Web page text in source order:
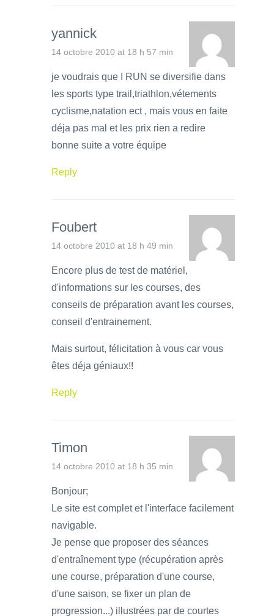
yannick
14 octobre 2010 at 18 h 57 min
je voudrais que I RUN se diversifie dans
les sports type trail,triathlon,vétements
cyclisme,natation ect , mais vous en faite
déja pas mal et les prix rien a redire
bonne suite a votre équipe
Reply
Foubert
14 octobre 2010 at 18 h 49 min
Encore plus de test de matériel,
d'informations sur les courses, des
conseils de préparation avant les courses,
conseil d'entrainement.
Mais surtout, félicitation à vous car vous
êtes déja géniaux!!
Reply
Timon
14 octobre 2010 at 18 h 35 min
Bonjour;
Le site est complet et l'interface facilement
navigable.
Je pense que proposer des séances
d'entraînement type (récupération après
une course, préparation d'une course,
d'une saison, se fixer un plan de
progression...) illustrées par de courtes